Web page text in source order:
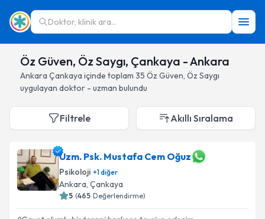
Doktor, klinik ara...
Öz Güven, Öz Saygı, Çankaya - Ankara
Ankara Çankaya içinde toplam 35 Öz Güven, Öz Saygı
uygulayan doktor - uzman bulundu
Filtrele Akıllı Sıralama
Uzm. Psk. Mustafa Cem Oğuz
Psikoloji +1diğer
Ankara, Çankaya
5 (465 Değerlendirme)